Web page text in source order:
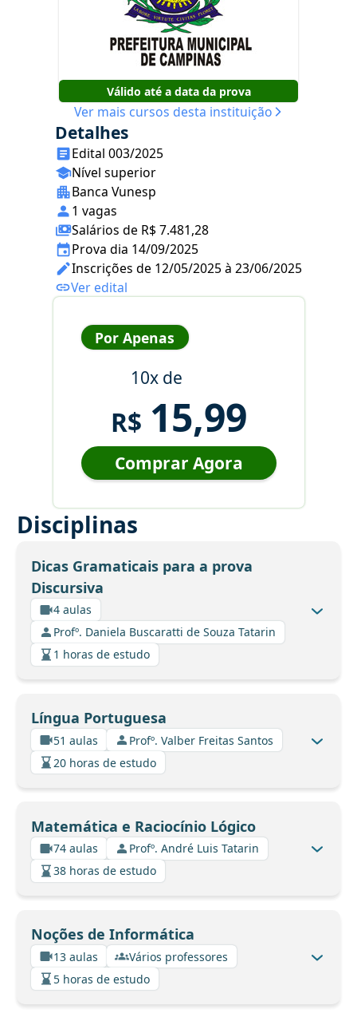
Válido até a data da prova
Ver mais cursos desta instituição
Detalhes
Edital 003/2025
Nível superior
Banca Vunesp
1 vagas
Salários de R$ 7.481,28
Prova dia 14/09/2025
Inscrições de 12/05/2025 à 23/06/2025
Ver edital
Por Apenas
10x de
R$ 15,99
Comprar Agora
Disciplinas
Dicas Gramaticais para a prova
Discursiva
4 aulas
Profº. Daniela Buscaratti de Souza Tatarin
1 horas de estudo
Língua Portuguesa
51 aulas
Profº. Valber Freitas Santos
20 horas de estudo
Matemática e Raciocínio Lógico
74 aulas
Profº. André Luis Tatarin
38 horas de estudo
Noções de Informática
13 aulas
Vários professores
5 horas de estudo